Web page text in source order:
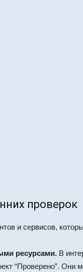
проверок
и сервисов,
ресурсами. В
“Проверено”. Они